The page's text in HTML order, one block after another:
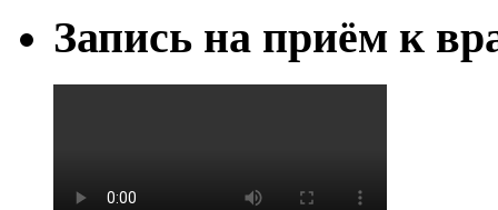
Запись на приём к